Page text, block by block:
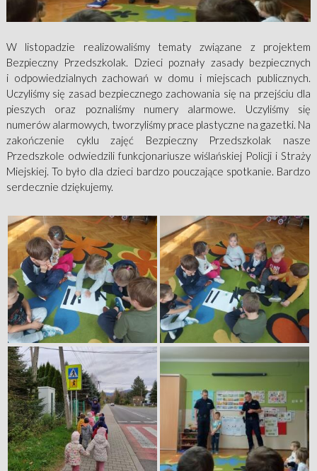
W listopadzie realizowaliśmy tematy związane z projektem
Bezpieczny Przedszkolak. Dzieci poznały zasady bezpiecznych
i odpowiedzialnych zachowań w domu i miejscach publicznych.
Uczyliśmy się zasad bezpiecznego zachowania się na przejściu dla
pieszych oraz poznaliśmy numery alarmowe. Uczyliśmy się
numerów alarmowych, tworzyliśmy prace plastyczne na gazetki. Na
zakończenie cyklu zajęć Bezpieczny Przedszkolak nasze
Przedszkole odwiedzili funkcjonariusze wiślańskiej Policji i Straży
Miejskiej. To było dla dzieci bardzo pouczające spotkanie. Bardzo
serdecznie dziękujemy.